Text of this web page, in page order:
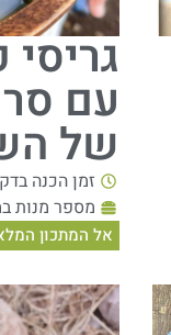
עם
של
זמן הכנה
מספר מנות
אל המתכון